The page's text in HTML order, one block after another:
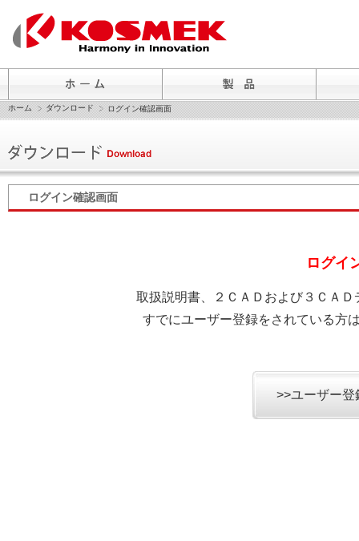
ホーム ダウンロード ログイン確認画面
ログイン確認画面
ログイ
取扱説明書、２ＣＡＤおよび３ＣＡ
すでにユーザー登録をされている方
>>ユーザー